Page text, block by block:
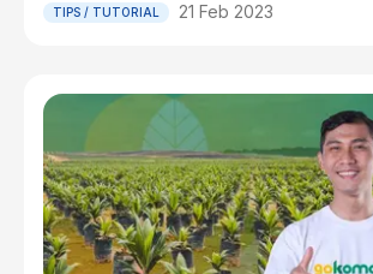
TIPS / TUTORIAL 21 Feb 2023